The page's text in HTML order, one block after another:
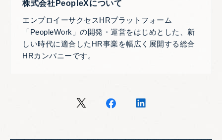
株式会社PeopleXについて
エンプロイーサクセスHRプラットフォーム
「PeopleWork」の開発・運営をはじめとした、新
しい時代に適合したHR事業を幅広く展開する総合
HRカンパニーです。